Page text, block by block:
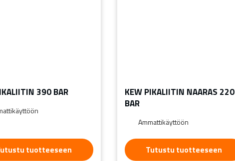
390 BAR
tuotteeseen
KEW PIKALIITIN NAARAS 220
BAR
Ammattikäyttöön
Tutustu tuotteeseen